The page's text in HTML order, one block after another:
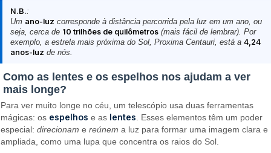
N.B.:
Um ano-luz corresponde à distância percorrida pela luz em um ano, ou
seja, cerca de 10 trilhões de quilômetros(mais fácil de lembrar). Por
exemplo, a estrela mais próxima do Sol, Proxima Centauri, está a 4,24
anos-luz de nós.
Como as lentes e os espelhos nos ajudam a ver
mais longe?
Para ver muito longe no céu, um telescópio usa duas ferramentas
mágicas: os espelhos e as lentes. Esses elementos têm um poder
especial:direcionam ereúnem a luz para formar uma imagem clara e
ampliada, como uma lupa que concentra os raios do Sol.